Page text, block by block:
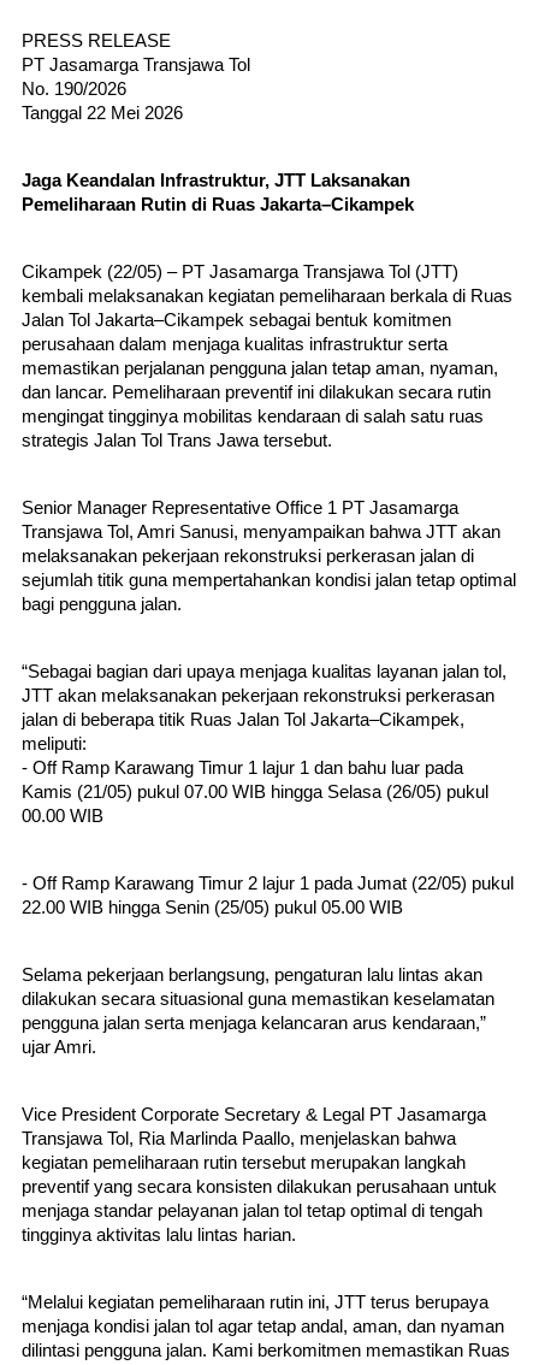
PRESS RELEASE
PT Jasamarga Transjawa Tol
No. 190/2026
Tanggal 22 Mei 2026
Jaga Keandalan Infrastruktur, JTT Laksanakan
Pemeliharaan Rutin di Ruas Jakarta–Cikampek
Cikampek (22/05) – PT Jasamarga Transjawa Tol (JTT)
kembali melaksanakan kegiatan pemeliharaan berkala di Ruas
Jalan Tol Jakarta–Cikampek sebagai bentuk komitmen
perusahaan dalam menjaga kualitas infrastruktur serta
memastikan perjalanan pengguna jalan tetap aman, nyaman,
dan lancar. Pemeliharaan preventif ini dilakukan secara rutin
mengingat tingginya mobilitas kendaraan di salah satu ruas
strategis Jalan Tol Trans Jawa tersebut.
Senior Manager Representative Office 1 PT Jasamarga
Transjawa Tol, Amri Sanusi, menyampaikan bahwa JTT akan
melaksanakan pekerjaan rekonstruksi perkerasan jalan di
sejumlah titik guna mempertahankan kondisi jalan tetap optimal
bagi pengguna jalan.
“Sebagai bagian dari upaya menjaga kualitas layanan jalan tol,
JTT akan melaksanakan pekerjaan rekonstruksi perkerasan
jalan di beberapa titik Ruas Jalan Tol Jakarta–Cikampek,
meliputi:
- Off Ramp Karawang Timur 1 lajur 1 dan bahu luar pada
Kamis (21/05) pukul 07.00 WIB hingga Selasa (26/05) pukul
00.00 WIB
- Off Ramp Karawang Timur 2 lajur 1 pada Jumat (22/05) pukul
22.00 WIB hingga Senin (25/05) pukul 05.00 WIB
Selama pekerjaan berlangsung, pengaturan lalu lintas akan
dilakukan secara situasional guna memastikan keselamatan
pengguna jalan serta menjaga kelancaran arus kendaraan,”
ujar Amri.
Vice President Corporate Secretary & Legal PT Jasamarga
Transjawa Tol, Ria Marlinda Paallo, menjelaskan bahwa
kegiatan pemeliharaan rutin tersebut merupakan langkah
preventif yang secara konsisten dilakukan perusahaan untuk
menjaga standar pelayanan jalan tol tetap optimal di tengah
tingginya aktivitas lalu lintas harian.
“Melalui kegiatan pemeliharaan rutin ini, JTT terus berupaya
menjaga kondisi jalan tol agar tetap andal, aman, dan nyaman
dilintasi pengguna jalan. Kami berkomitmen memastikan Ruas